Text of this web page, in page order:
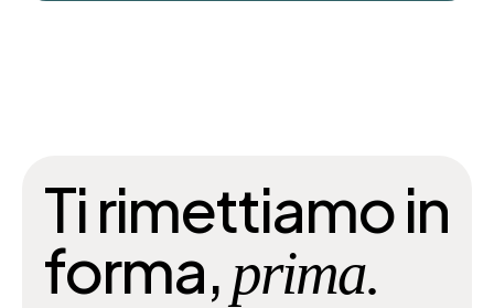
Ti rimettiamo in
forma, prima.